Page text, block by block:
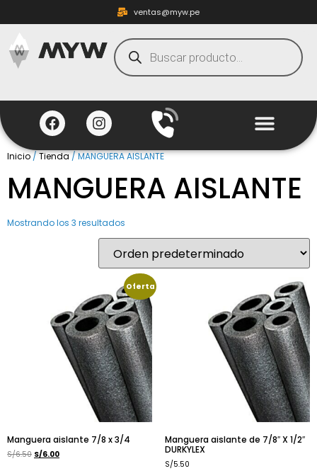
ventas@myw.pe
Inicio/Tienda/ MANGUERA AISLANTE
MANGUERA AISLANTE
Mostrando los 3 resultados
Oferta
Manguera aislante 7/8 x 3/4
S/6.50 S/6.00
Manguera aislante de 7/8″ X 1/2″
DURKYLEX
S/5.50